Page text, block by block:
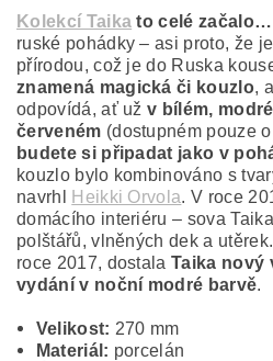
Kolekcí Taika to celé začalo…
ruské pohádky – asi proto, že
přírodou, což je do Ruska
znamená magická či kouzlo,
odpovídá, ať už v bílém,
červeném (dostupném pouze
budete si připadat jako v
kouzlo bylo kombinováno s
navrhl
Heikki Orvola. V roce
domácího interiéru – sova
polštářů, vlněných dek a
roce 2017, dostalaTaika nový
vydání v noční modré barvě.
Velikost: 270 mm
Materiál: porcelán